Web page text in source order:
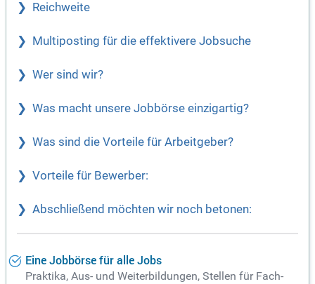
Reichweite
Multiposting für die effektivere Jobsuche
Wer sind wir?
Was macht unsere Jobbörse einzigartig?
Was sind die Vorteile für Arbeitgeber?
Vorteile für Bewerber:
Abschließend möchten wir noch betonen:
Eine Jobbörse für alle Jobs
Praktika, Aus- und Weiterbildungen, Stellen für Fach-